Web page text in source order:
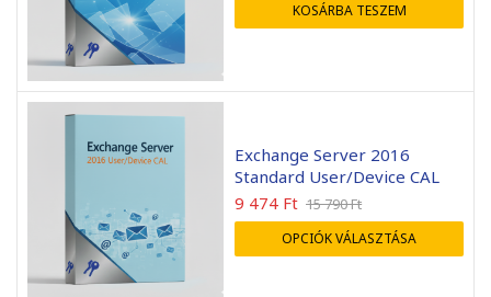
KOSÁRBA TESZEM
Exchange Server 2016
Standard User/Device CAL
15 790Ft
9 474 Ft
OPCIÓK VÁLASZTÁSA